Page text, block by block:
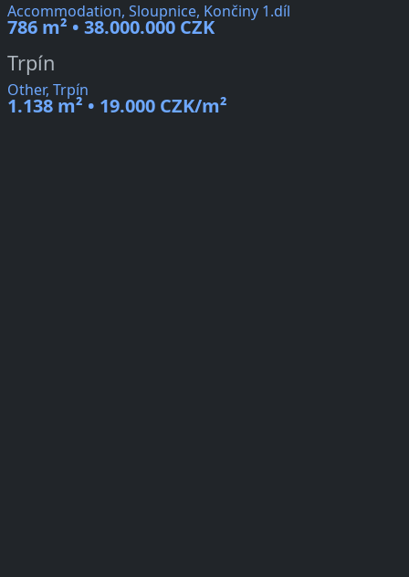
Accommodation, Sloupnice, Končiny 1.díl
786 m² • 38.000.000 CZK
Trpín
Other, Trpín
1.138 m² • 19.000 CZK/m²